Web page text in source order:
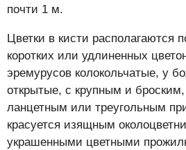
почти 1 м.
Цветки в кисти располагаются
коротких или удлиненных
эремурусов колокольчатые, у
открытые, с крупным и
ланцетным или треугольным
красуется изящным
украшенными цветными